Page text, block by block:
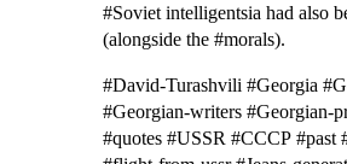
#Soviet intelligentsia had also
(alongside the #morals).
#David-Turashvili #Georgia
#Georgian-writers #Georgian-
#quotes #USSR #СССР #past